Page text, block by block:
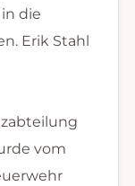
die
Erik Stahl
vom